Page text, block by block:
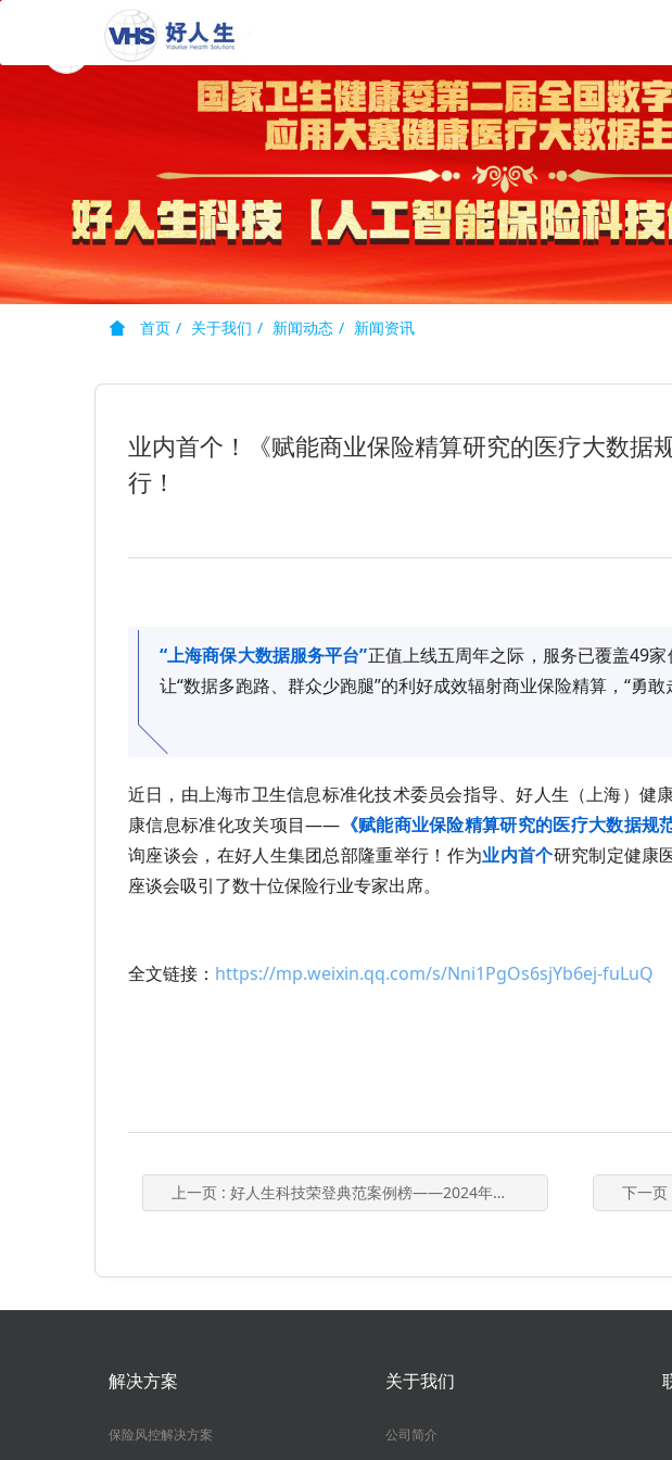
首页 关于我们 新闻动态 新闻资讯
业内首个！《赋能商业保险精算研究的医疗大数据
行！
“上海商保大数据服务平台”正值上线五周年之际，服务已覆盖49
让“数据多跑路、群众少跑腿”的利好成效辐射商业保险精算 ，“勇
近日，由上海市卫生信息标准化技术委员会指导、好人生（上海）健
康信息标准化攻关项目—— 《赋能商业保险精算研究的医疗大数据规
询座谈会，在好人生集团总部隆重举行！作为业内首个研究制定健康
座谈会吸引了数十位保险行业专家出席。
全文链接： https://mp.weixin.qq.com/s/Nni1PgOs6sjYb6ej-fuLuQ
上一页 : 好人生科技荣登典范案例榜——2024年保观行业报告发布！十年之期，聚焦保险产业创新！ 下一页
解决方案
保险风控解决方案
关于我们
公司简介